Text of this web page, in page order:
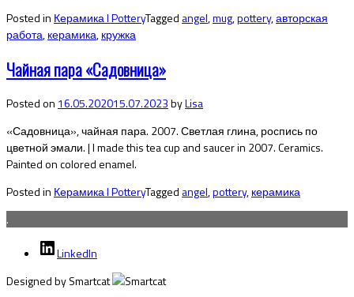
Posted in Керамика I PotteryTagged angel,mug,pottery,авторская
работа,керамика,кружка
Чайная пара «Садовница»
Posted on 16.05.202015.07.2023byLisa
«Садовница», чайная пара. 2007. Светлая глина, роспись по
цветной эмали. | I made this tea cup and saucer in 2007. Ceramics.
Painted on colored enamel.
Posted in Керамика I PotteryTagged angel,pottery,керамика
.
LinkedIn
Designed by Smartcat